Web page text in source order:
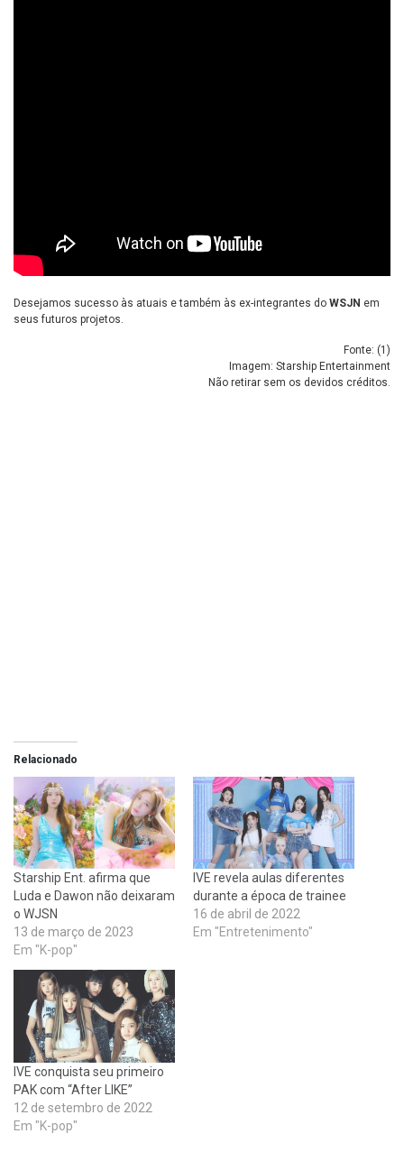
Desejamos sucesso às atuais e também às ex-integrantes do WSJN em
seus futuros projetos.
Fonte: (1 )
Imagem: Starship Entertainment
Não retirar sem os devidos créditos.
Relacionado
Starship Ent. afirma que
Luda e Dawon não deixaram
o WJSN
13 de março de 2023
Em "K-pop"
IVE revela aulas diferentes
durante a época de trainee
16 de abril de 2022
Em "Entretenimento"
IVE conquista seu primeiro
PAK com “After LIKE”
12 de setembro de 2022
Em "K-pop"